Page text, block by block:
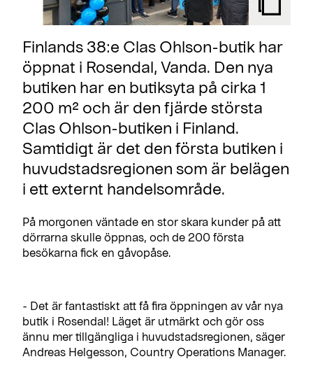
Finlands 38:e Clas Ohlson-butik har
öppnat i Rosendal, Vanda. Den nya
butiken har en butiksyta på cirka 1
200 m² och är den fjärde största
Clas Ohlson-butiken i Finland.
Samtidigt är det den första butiken i
huvudstadsregionen som är belägen
i ett externt handelsområde.
På morgonen väntade en stor skara kunder på att
dörrarna skulle öppnas, och de 200 första
besökarna fick en gåvopåse.
- Det är fantastiskt att få fira öppningen av vår nya
butik i Rosendal! Läget är utmärkt och gör oss
ännu mer tillgängliga i huvudstadsregionen, säger
Andreas Helgesson, Country Operations Manager.